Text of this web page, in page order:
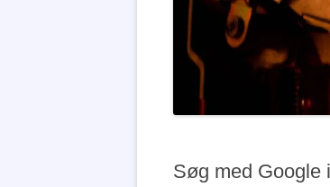
Søg med Google